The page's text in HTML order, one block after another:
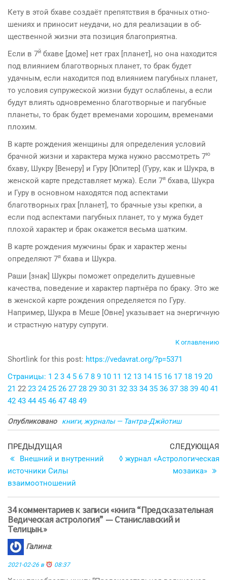
Кету в этой бхаве создаёт препятствия в брачных отно­
шениях и приносит неудачи, но для реализации в об­
щественной жизни эта позиция благоприятна.
Если в 7й бхаве [доме] нет грах [планет], но она находится
под вли­янием благотворных планет, то брак будет
удачным, если находится под влиянием пагубных планет,
то ус­ловия супружеской жизни будут ослаблены, а если
будут влиять одновременно благотворные и пагубные
планеты, то брак будет временами хорошим, вре­менами
плохим.
В карте рождения женщины для определения условий
брачной жизни и характера мужа нужно рас­смотреть 7ю
бхаву, Шукру [Венеру] и Гуру [Юпитер] (Гуру, как и Шукра, в
женской карте представляет мужа). Если 7я бхава, Шукра
и Гуру в основном находятся под аспектами
благотворных грах [планет], то брачные узы крепки, а
если под аспектами пагубных планет, то у мужа будет
плохой характер и брак окажется весьма шатким.
В карте рождения мужчины брак и характер жены
определяют 7я бхава и Шукра.
Раши [знак] Шукры поможет определить душевные
качества, поведение и характер партнёра по браку. Это же
в женской карте рождения определяется по Гуру.
Например, Шукра в Меше [Овне] указывает на энергичную
и страстную натуру супруги.
К оглавлению
Shortlink for this post: https://vedavrat.org/?p=5371
Страницы: 1 2 3 4 5 6 7 8 9 10 11 12 13 14 15 16 17 18 19 20
21 22 23 24 25 26 27 28 29 30 31 32 33 34 35 36 37 38 39 40 41
42 43 44 45 46 47 48 49
Опубликовано книги, журналы — Тантра-Джйотиш
Навигация
по
записям
Предыдущая
запись
ПРЕДЫДУЩАЯ
Внешний и внутренний
источники Силы
взаимоотношений
СЛЕДУЮЩАЯ
◊ журнал «Астрологическая
мозаика»
34 комментариев к записи «книга “Предсказательная
Ведическая астрология” — Станиславский и
Телицын.»
Галина:
2021-02-26 в 08:37